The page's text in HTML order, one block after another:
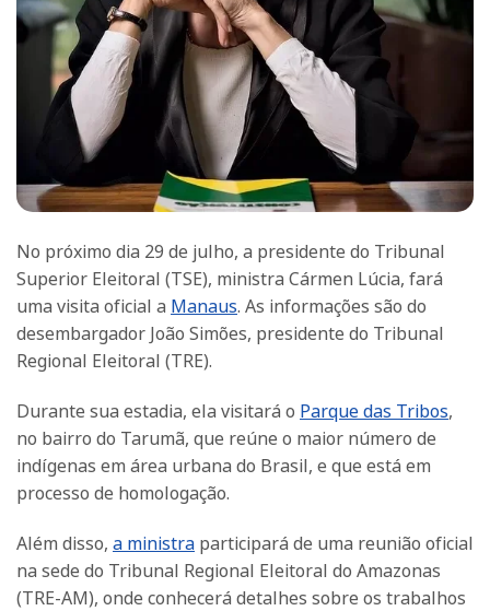
No próximo dia 29 de julho, a presidente do Tribunal
Superior Eleitoral (TSE), ministra Cármen Lúcia, fará
uma visita oficial a Manaus. As informações são do
desembargador João Simões, presidente do Tribunal
Regional Eleitoral (TRE).
Durante sua estadia, ela visitará o Parque das Tribos,
no bairro do Tarumã, que reúne o maior número de
indígenas em área urbana do Brasil, e que está em
processo de homologação.
Além disso, a ministra participará de uma reunião oficial
na sede do Tribunal Regional Eleitoral do Amazonas
(TRE-AM), onde conhecerá detalhes sobre os trabalhos